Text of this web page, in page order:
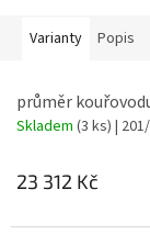
Varianty Popis
průměr
Skladem (3 ks) |
23 312 Kč